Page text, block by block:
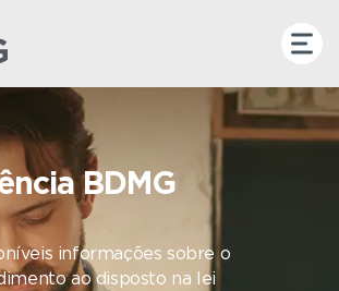
BDMG
informações sobre o
ao disposto na lei